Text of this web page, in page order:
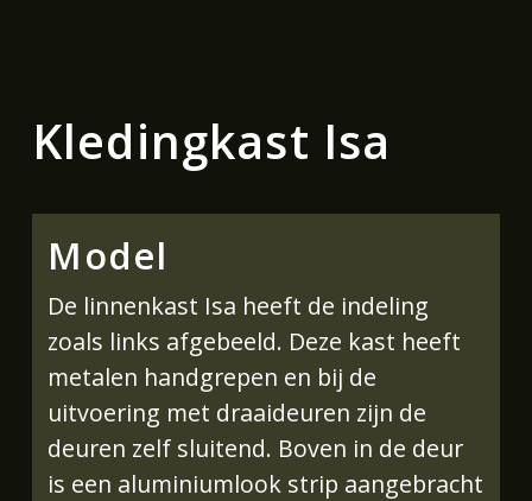
Kledingkast Isa
Model
De linnenkast Isa heeft de indeling
zoals links afgebeeld. Deze kast heeft
metalen handgrepen en bij de
uitvoering met draaideuren zijn de
deuren zelf sluitend. Boven in de deur
is een aluminiumlook strip aangebracht